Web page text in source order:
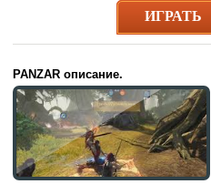
ИГРАТЬ
PANZAR описание.